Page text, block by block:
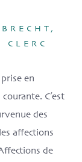
en
C’est
des
affections
de